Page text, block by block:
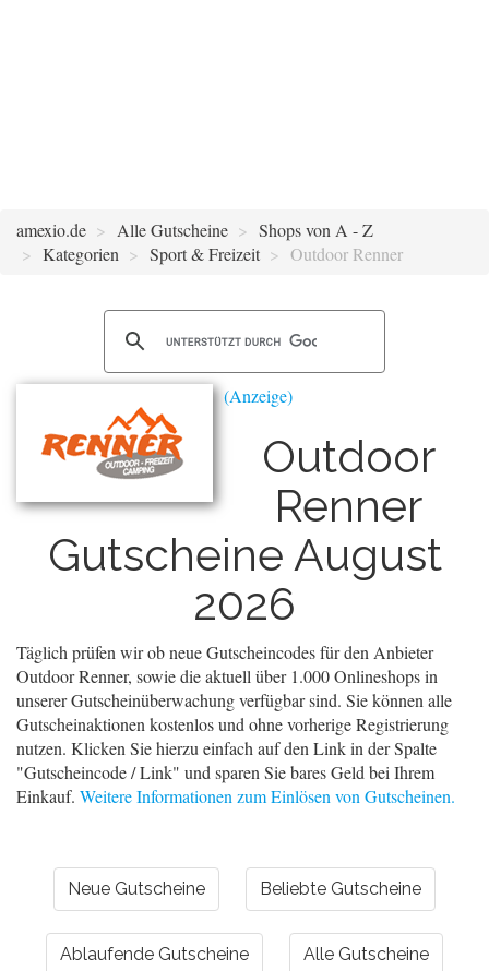
amexio.de Alle Gutscheine
Shops von A - Z
Kategorien
Sport & Freizeit Outdoor Renner
Outdoor
Renner
Gutscheine August
2026
Täglich prüfen wir ob neue Gutscheincodes für den Anbieter
Outdoor Renner, sowie die aktuell über 1.000 Onlineshops in
unserer Gutscheinüberwachung verfügbar sind. Sie können alle
Gutscheinaktionen kostenlos und ohne vorherige Registrierung
nutzen. Klicken Sie hierzu einfach auf den Link in der Spalte
"Gutscheincode / Link" und sparen Sie bares Geld bei Ihrem
Einkauf. Weitere Informationen zum Einlösen von Gutscheinen.
Neue Gutscheine Beliebte Gutscheine
Ablaufende Gutscheine Alle Gutscheine